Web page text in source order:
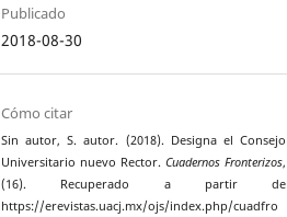
Publicado
2018-08-30
Cómo citar
Sin autor, S. autor. (2018). Designa el Consejo
Universitario nuevo Rector. Cuadernos Fronterizos,
(16). Recuperado a partir de
https://erevistas.uacj.mx/ojs/index.php/cuadfro